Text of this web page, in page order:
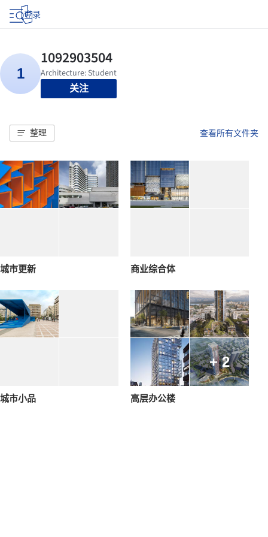
登录
关注
整理 查看所有文件夹
城市更新 商业综合体
城市小品
+ 2
高层办公楼